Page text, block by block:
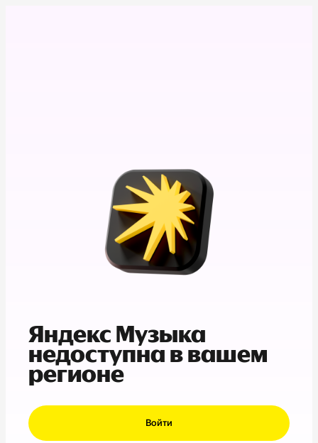
Яндекс Музыка
недоступна в вашем
регионе
Войти